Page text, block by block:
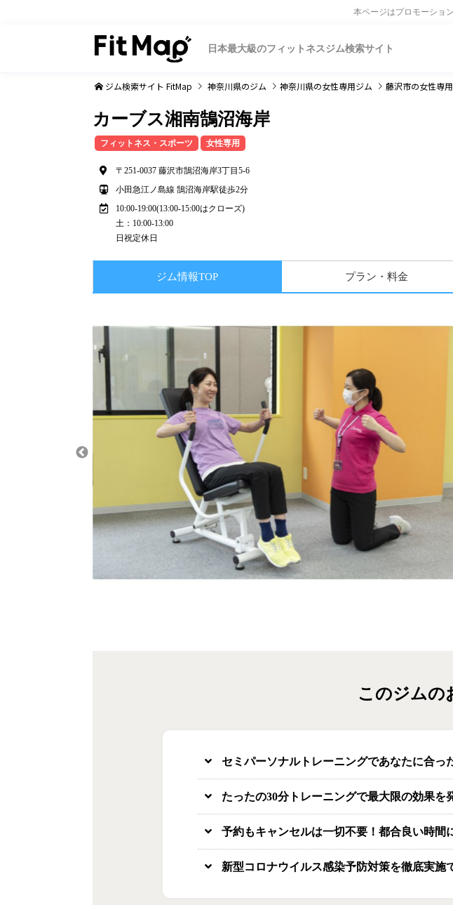
本ページはプロモーショ
日本最大級のフィットネスジム検索サイト
ジム検索サイト FitMap 神奈川県のジム 神奈川県の女性専用ジム 藤沢市の女性専
カーブス湘南鵠沼海岸
フィットネス・スポーツ 女性専用
〒251-0037 藤沢市鵠沼海岸3丁目5-6
小田急江ノ島線 鵠沼海岸駅徒歩2分
10:00-19:00(13:00-15:00はクローズ)
土：10:00-13:00
日祝定休日
ジム情報TOP プラン・料金
このジムの
セミパーソナルトレーニングであなたに合っ
たったの30分トレーニングで最大限の効果を
予約もキャンセルは一切不要！都合良い時間
新型コロナウイルス感染予防対策を徹底実施